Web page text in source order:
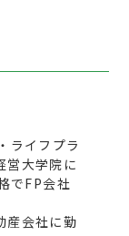
ライフプラ
営大学院に
でFP会社
産会社に勤